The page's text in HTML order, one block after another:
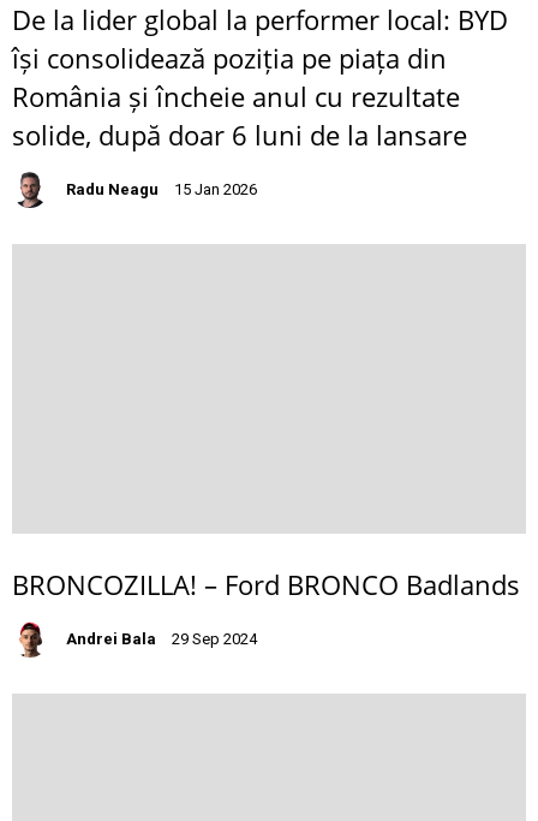
De la lider global la performer local: BYD
își consolidează poziția pe piața din
România și încheie anul cu rezultate
solide, după doar 6 luni de la lansare
Radu Neagu 15 Jan 2026
BRONCOZILLA! – Ford BRONCO Badlands
Andrei Bala 29 Sep 2024